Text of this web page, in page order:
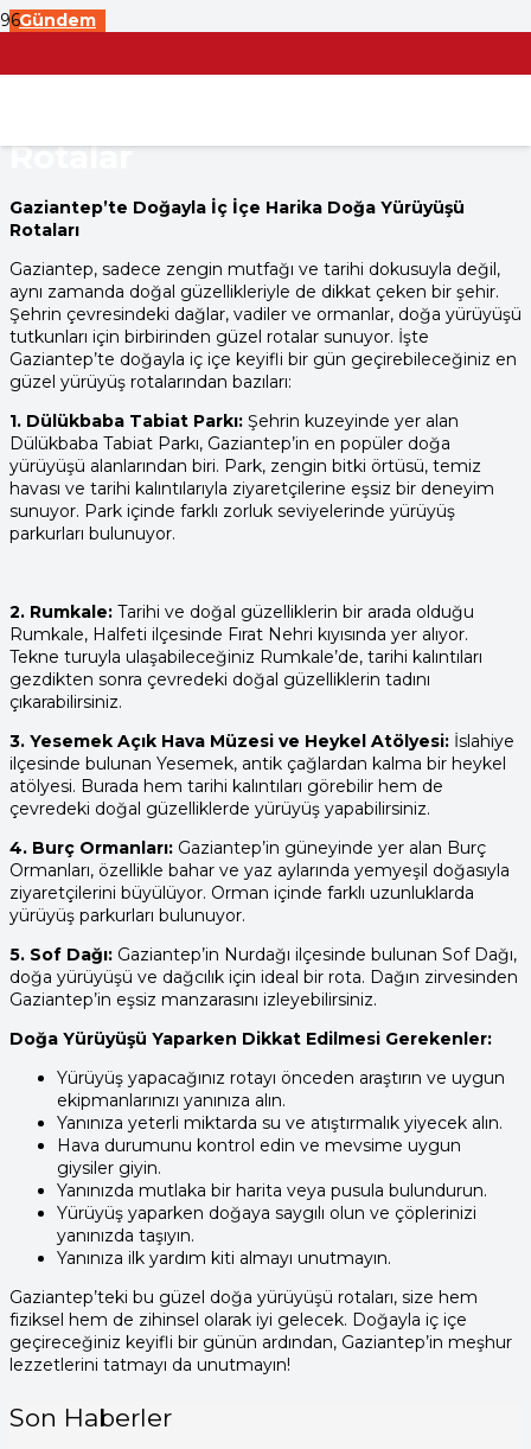
Gündem
Gaziantep’te Doğa Yürüyüşü
Rotalar
Gaziantep’te Doğayla İç İçe Harika Doğa Yürüyüşü
Rotaları
Gaziantep, sadece zengin mutfağı ve tarihi dokusuyla değil,
aynı zamanda doğal güzellikleriyle de dikkat çeken bir şehir.
Şehrin çevresindeki dağlar, vadiler ve ormanlar, doğa yürüyüşü
tutkunları için birbirinden güzel rotalar sunuyor. İşte
Gaziantep’te doğayla iç içe keyifli bir gün geçirebileceğiniz en
güzel yürüyüş rotalarından bazıları:
1. Dülükbaba Tabiat Parkı: Şehrin kuzeyinde yer alan
Dülükbaba Tabiat Parkı, Gaziantep’in en popüler doğa
yürüyüşü alanlarından biri. Park, zengin bitki örtüsü, temiz
havası ve tarihi kalıntılarıyla ziyaretçilerine eşsiz bir deneyim
sunuyor. Park içinde farklı zorluk seviyelerinde yürüyüş
parkurları bulunuyor.
2. Rumkale: Tarihi ve doğal güzelliklerin bir arada olduğu
Rumkale, Halfeti ilçesinde Fırat Nehri kıyısında yer alıyor.
Tekne turuyla ulaşabileceğiniz Rumkale’de, tarihi kalıntıları
gezdikten sonra çevredeki doğal güzelliklerin tadını
çıkarabilirsiniz.
3. Yesemek Açık Hava Müzesi ve Heykel Atölyesi: İslahiye
ilçesinde bulunan Yesemek, antik çağlardan kalma bir heykel
atölyesi. Burada hem tarihi kalıntıları görebilir hem de
çevredeki doğal güzelliklerde yürüyüş yapabilirsiniz.
4. Burç Ormanları: Gaziantep’in güneyinde yer alan Burç
Ormanları, özellikle bahar ve yaz aylarında yemyeşil doğasıyla
ziyaretçilerini büyülüyor. Orman içinde farklı uzunluklarda
yürüyüş parkurları bulunuyor.
5. Sof Dağı: Gaziantep’in Nurdağı ilçesinde bulunan Sof Dağı,
doğa yürüyüşü ve dağcılık için ideal bir rota. Dağın zirvesinden
Gaziantep’in eşsiz manzarasını izleyebilirsiniz.
Doğa Yürüyüşü Yaparken Dikkat Edilmesi Gerekenler:
Yürüyüş yapacağınız rotayı önceden araştırın ve uygun
ekipmanlarınızı yanınıza alın.
Yanınıza yeterli miktarda su ve atıştırmalık yiyecek alın.
Hava durumunu kontrol edin ve mevsime uygun
giysiler giyin.
Yanınızda mutlaka bir harita veya pusula bulundurun.
Yürüyüş yaparken doğaya saygılı olun ve çöplerinizi
yanınızda taşıyın.
Yanınıza ilk yardım kiti almayı unutmayın.
Gaziantep’teki bu güzel doğa yürüyüşü rotaları, size hem
fiziksel hem de zihinsel olarak iyi gelecek. Doğayla iç içe
geçireceğiniz keyifli bir günün ardından, Gaziantep’in meşhur
lezzetlerini tatmayı da unutmayın!
Son Haberler